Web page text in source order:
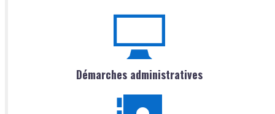
Démarches administratives